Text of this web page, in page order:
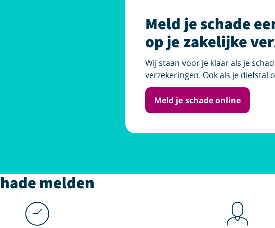
Meld je schade
op je zakelijke
Wij staan voor je klaar als je
verzekeringen. Ook als je diefstal
Meld je schade online
melden